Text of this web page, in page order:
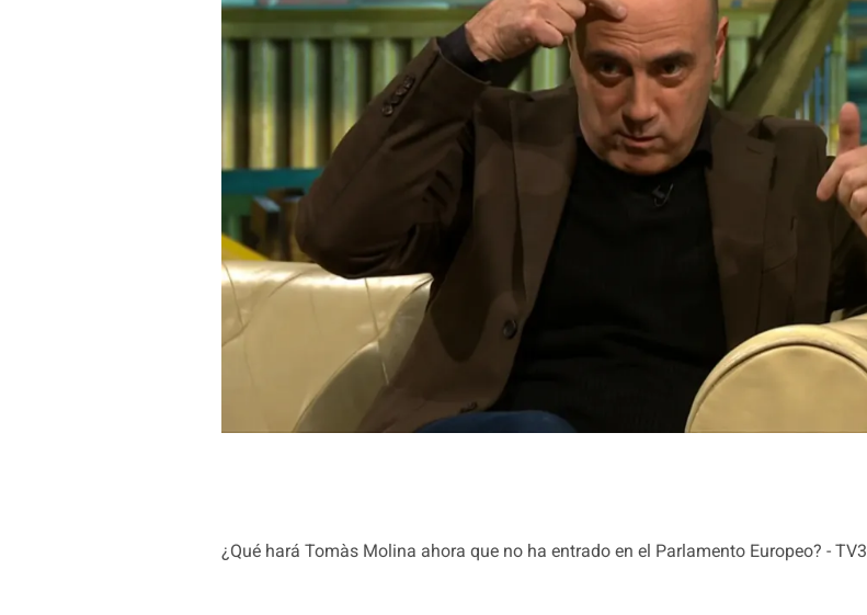
¿Qué hará Tomàs Molina ahora que no ha entrado en el Parlamento Europeo? - TV3